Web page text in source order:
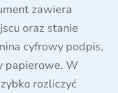
zawiera
oraz stanie
cyfrowy podpis,
papierowe. W
rozliczyć